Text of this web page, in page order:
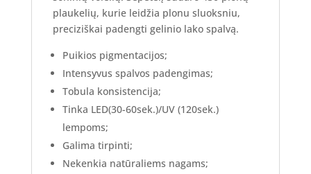
plaukelių, kurie leidžia plonu sluoksniu,
preciziškai padengti gelinio lako spalvą.
Puikios pigmentacijos;
Intensyvus spalvos padengimas;
Tobula konsistencija;
Tinka LED(30-60sek.)/UV (120sek.)
lempoms;
Galima tirpinti;
Nekenkia natūraliems nagams;